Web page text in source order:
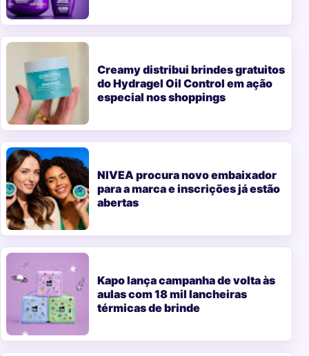
Creamy distribui brindes gratuitos
do Hydragel Oil Control em ação
especial nos shoppings
NIVEA procura novo embaixador
para a marca e inscrições já estão
abertas
Kapo lança campanha de volta às
aulas com 18 mil lancheiras
térmicas de brinde